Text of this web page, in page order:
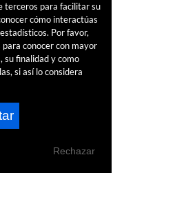
terceros para facilitar su
cómo interactúas
Por favor,
conocer con mayor
su finalidad y como
si así lo considera
Rechazar